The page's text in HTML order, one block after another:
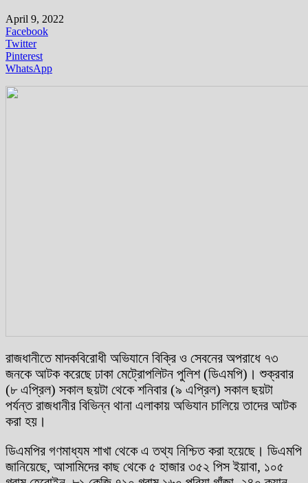
April 9, 2022
Facebook
Twitter
Pinterest
WhatsApp
রাজধানীতে মাদকবিরোধী অভিযানে বিক্রি ও সেবনের অপরাধে ৭৩
জনকে আটক করেছে ঢাকা মেট্রোপলিটন পুলিশ (ডিএমপি)। শুক্রবার
(৮ এপ্রিল) সকাল ছয়টা থেকে শনিবার (৯ এপ্রিল) সকাল ছয়টা
পর্যন্ত রাজধানীর বিভিন্ন থানা এলাকায় অভিযান চালিয়ে তাদের আটক
করা হয়।
ডিএমপির গণমাধ্যম শাখা থেকে এ তথ্য নিশ্চিত করা হয়েছে। ডিএমপি
জানিয়েছে, আসামিদের কাছ থেকে ৫ হাজার ৩৫২ পিস ইয়াবা, ১০৫